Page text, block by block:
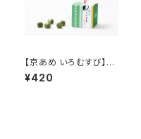
【京あめ いろむすび】初
昔(抹茶) CUBEタイプ
（手提げ袋付き）
¥420